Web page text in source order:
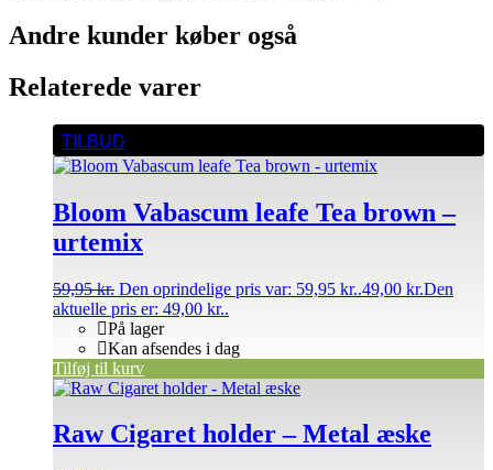
Andre kunder køber også
Relaterede varer
TILBUD
Bloom Vabascum leafe Tea brown –
urtemix
59,95kr. Den oprindelige pris var: 59,95 kr..49,00 kr.Den
aktuelle pris er: 49,00 kr..
På lager
Kan afsendes i dag
Tilføj til kurv
Raw Cigaret holder – Metal æske